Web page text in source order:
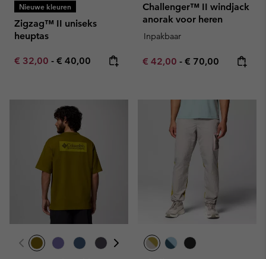
Nieuwe kleuren
Zigzag™ II uniseks
heuptas
Minimum sale price:
€ 32,00 - Maximum price:
€ 40,00
Challenger™ II windjack
anorak voor heren
Inpakbaar
Minimum sale price:
€ 42,00 - Maximum price:
€ 70,00